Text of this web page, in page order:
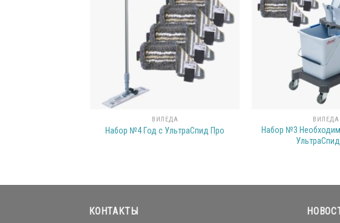
ВИЛЕДА
Набор №4 Год с УльтраСпид Про
ВИЛЕДА
Набор №3
КОНТАКТЫ